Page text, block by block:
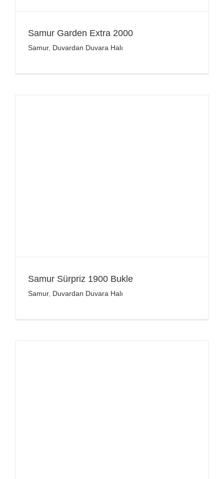
Samur Garden Extra 2000
Samur, Duvardan Duvara Halı
Samur Sürpriz 1900 Bukle
Samur, Duvardan Duvara Halı